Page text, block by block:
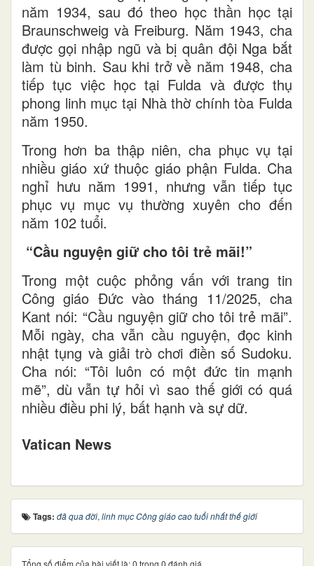
năm 1934, sau đó theo học thần học tại
Braunschweig và Freiburg. Năm 1943, cha
được gọi nhập ngũ và bị quân đội Nga bắt
làm tù binh. Sau khi trở về năm 1948, cha
tiếp tục việc học tại Fulda và được thụ
phong linh mục tại Nhà thờ chính tòa Fulda
năm 1950.
Trong hơn ba thập niên, cha phục vụ tại
nhiều giáo xứ thuộc giáo phận Fulda. Cha
nghỉ hưu năm 1991, nhưng vẫn tiếp tục
phục vụ mục vụ thường xuyên cho đến
năm 102 tuổi.
“Cầu nguyện giữ cho tôi trẻ mãi!”
Trong một cuộc phỏng vấn với trang tin
Công giáo Đức vào tháng 11/2025, cha
Kant nói: “Cầu nguyện giữ cho tôi trẻ mãi”.
Mỗi ngày, cha vẫn cầu nguyện, đọc kinh
nhật tụng và giải trò chơi điền số Sudoku.
Cha nói: “Tôi luôn có một đức tin mạnh
mẽ”, dù vẫn tự hỏi vì sao thế giới có quá
nhiều điều phi lý, bất hạnh và sự dữ.
Vatican News
Tags: đã qua đời, linh mục Công giáo cao tuổi nhất thế giới